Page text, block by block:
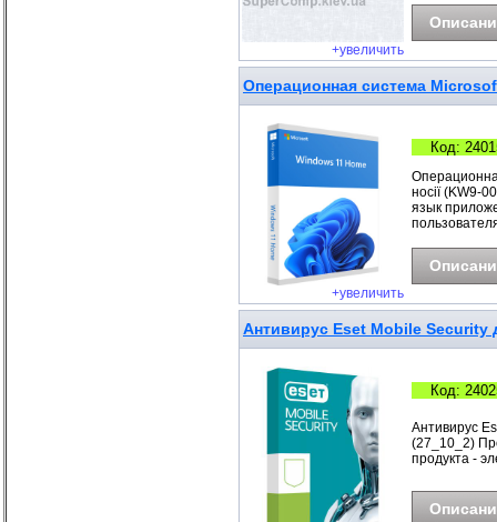
+увеличить
Операционная система
+увеличить
Код:
носії (KW9-
язык
Антивирус Eset Mobile Security
Код:
Антивирус
(27_10_2)
продукта -